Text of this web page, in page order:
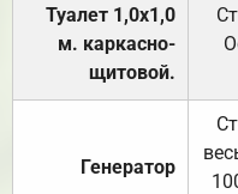
Туалет 1,0х1,0
м. каркасно-
щитовой.
Генератор